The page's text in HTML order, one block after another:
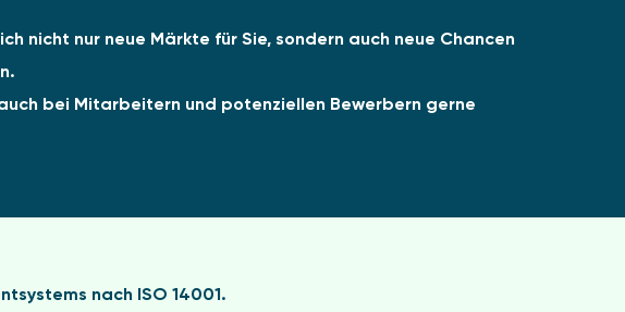
nicht nur neue Märkte für Sie, sondern auch neue Chancen
bei Mitarbeitern und potenziellen Bewerbern gerne
nach ISO 14001.